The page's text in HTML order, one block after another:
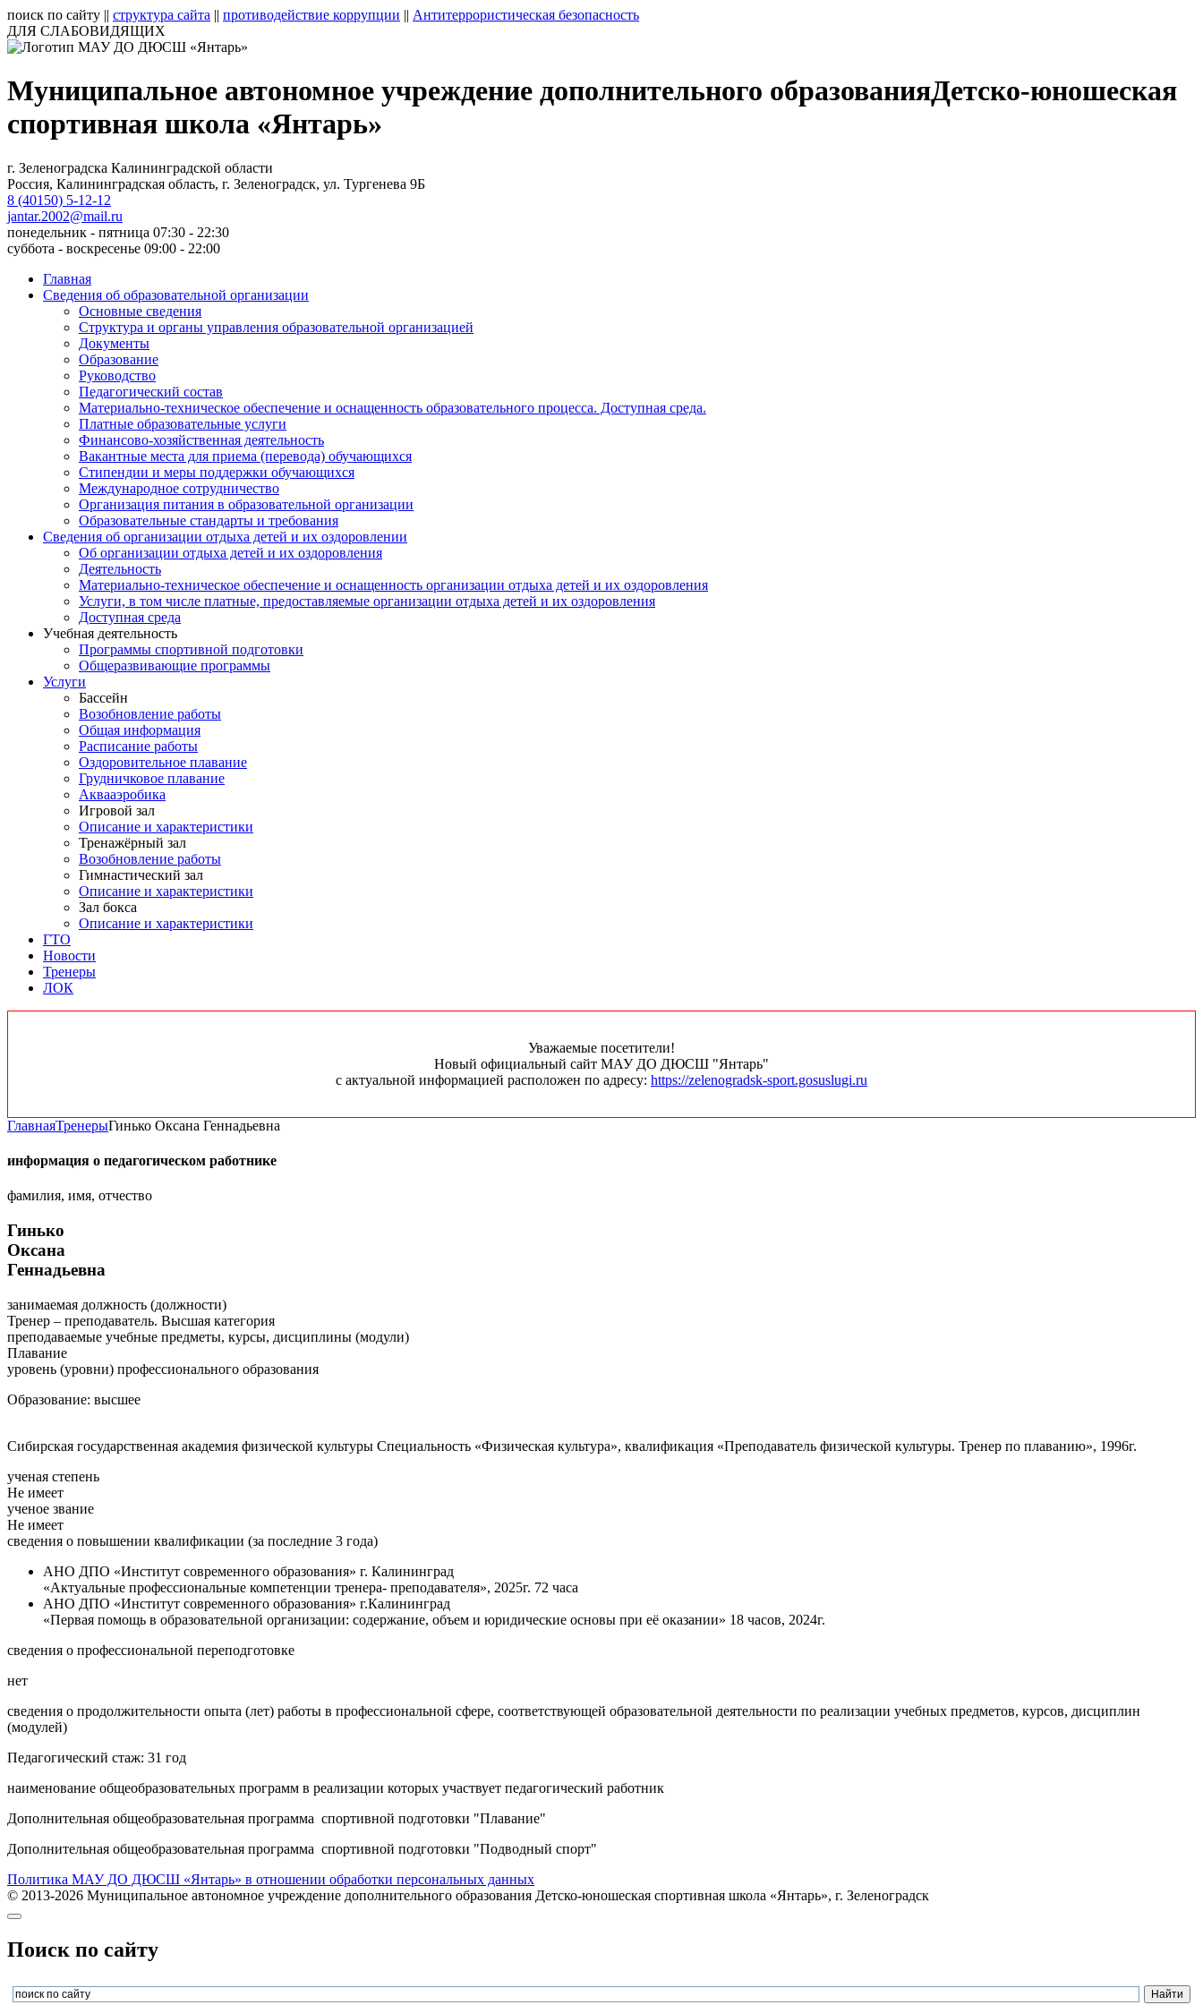
поиск по сайту || структура сайта || противодействие коррупции || Антитеррористическая безопасность
ДЛЯ СЛАБОВИДЯЩИХ
Муниципальное автономное учреждение дополнительного образованияДетско-юношеская
спортивная школа «Янтарь»
г. Зеленоградска Калининградской области
Россия, Калининградская область, г. Зеленоградск, ул. Тургенева 9Б
8 (40150) 5-12-12
jantar.2002@mail.ru
понедельник - пятница 07:30 - 22:30
суббота - воскресенье 09:00 - 22:00
Главная
Сведения об образовательной организации
Основные сведения
Структура и органы управления образовательной организацией
Документы
Образование
Руководство
Педагогический состав
Материально-техническое обеспечение и оснащенность образовательного процесса. Доступная среда.
Платные образовательные услуги
Финансово-хозяйственная деятельность
Вакантные места для приема (перевода) обучающихся
Стипендии и меры поддержки обучающихся
Международное сотрудничество
Организация питания в образовательной организации
Образовательные стандарты и требования
Сведения об организации отдыха детей и их оздоровлении
Об организации отдыха детей и их оздоровления
Деятельность
Материально-техническое обеспечение и оснащенность организации отдыха детей и их оздоровления
Услуги, в том числе платные, предоставляемые организации отдыха детей и их оздоровления
Доступная среда
Учебная деятельность
Программы спортивной подготовки
Общеразвивающие программы
Услуги
Бассейн
Возобновление работы
Общая информация
Расписание работы
Оздоровительное плавание
Грудничковое плавание
Аквааэробика
Игровой зал
Описание и характеристики
Тренажёрный зал
Возобновление работы
Гимнастический зал
Описание и характеристики
Зал бокса
Описание и характеристики
ГТО
Новости
Тренеры
ЛОК
Уважаемые посетители!
Новый официальный сайт МАУ ДО ДЮСШ "Янтарь"
с актуальной информацией расположен по адресу: https://zelenogradsk-sport.gosuslugi.ru
ГлавнаяТренерыГинько Оксана Геннадьевна
информация о педагогическом работнике
фамилия, имя, отчество
Гинько
Оксана
Геннадьевна
занимаемая должность (должности)
Тренер – преподаватель. Высшая категория
преподаваемые учебные предметы, курсы, дисциплины (модули)
Плавание
уровень (уровни) профессионального образования
Образование: высшее
Сибирская государственная академия физической культуры Специальность «Физическая культура», квалификация «Преподаватель физической культуры. Тренер по плаванию», 1996г.
ученая степень
Не имеет
ученое звание
Не имеет
cведения о повышении квалификации (за последние 3 года)
АНО ДПО «Институт современного образования» г. Калининград
«Актуальные профессиональные компетенции тренера- преподавателя», 2025г. 72 часа
АНО ДПО «Институт современного образования» г.Калининград
«Первая помощь в образовательной организации: содержание, объем и юридические основы при её оказании» 18 часов, 2024г.
сведения о профессиональной переподготовке
нет
сведения о продолжительности опыта (лет) работы в профессиональной сфере, соответствующей образовательной деятельности по реализации учебных предметов, курсов, дисциплин
(модулей)
Педагогический стаж: 31 год
наименование общеобразовательных программ в реализации которых участвует педагогический работник
Дополнительная общеобразовательная программа спортивной подготовки "Плавание"
Дополнительная общеобразовательная программа спортивной подготовки "Подводный спорт"
Политика МАУ ДО ДЮСШ «Янтарь» в отношении обработки персональных данных
© 2013-2026 Муниципальное автономное учреждение дополнительного образования Детско-юношеская спортивная школа «Янтарь», г. Зеленоградск
Поиск по сайту